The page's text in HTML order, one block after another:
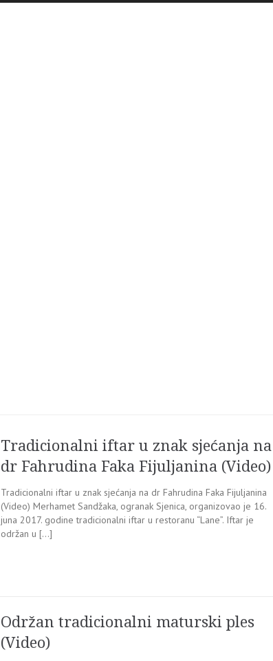
Tradicionalni iftar u znak sjećanja na
dr Fahrudina Faka Fijuljanina (Video)
Tradicionalni iftar u znak sjećanja na dr Fahrudina Faka Fijuljanina
(Video) Merhamet Sandžaka, ogranak Sjenica, organizovao je 16.
juna 2017. godine tradicionalni iftar u restoranu “Lane”. Iftar je
održan u […]
Održan tradicionalni maturski ples
(Video)